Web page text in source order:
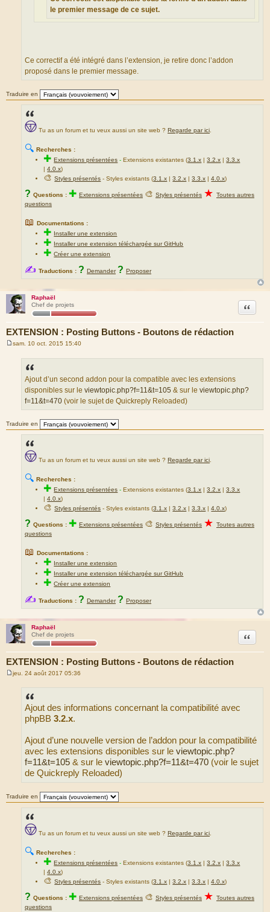
le premier message de ce sujet.
Ce correctif a été intégré dans l’extension, je retire donc l’addon
proposé dans le premier message.
Traduire en
Tu as un forum et tu veux aussi un site web ? Regarde par ici
🔍 Recherches :
✚Extensions présentées -Extensions existantes (3.1.x |3.2.x |3.3.x
|4.0.x)
🎨Styles présentés - Styles existants (3.1.x |3.2.x |3.3.x |4.0.x)
? Questions : ✚ Extensions présentées 🎨 Styles présentés ★ Toutes autres
questions
📖 Documentations :
✚ Installer une extension
✚ Installer une extension téléchargée sur GitHub
✚Créer une extension
✍ Traductions : ? Demander ? Proposer
Raphaël
Chef de projets
EXTENSION : Posting Buttons - Boutons de rédaction
Citation
sam. 10 oct. 2015 15:40
Ajout d’un second addon pour la compatible avec les extensions
disponibles sur le viewtopic.php?f=11&t=105 & sur le viewtopic.php?
f=11&t=470 (voir le sujet de Quickreply Reloaded)
Traduire en
Tu as un forum et tu veux aussi un site web ? Regarde par ici
🔍 Recherches :
✚Extensions présentées -Extensions existantes (3.1.x |3.2.x |3.3.x
|4.0.x)
🎨Styles présentés - Styles existants (3.1.x |3.2.x |3.3.x |4.0.x)
? Questions : ✚ Extensions présentées 🎨 Styles présentés ★ Toutes autres
questions
📖 Documentations :
✚ Installer une extension
✚ Installer une extension téléchargée sur GitHub
✚Créer une extension
✍ Traductions : ? Demander ? Proposer
Raphaël
Chef de projets
EXTENSION : Posting Buttons - Boutons de rédaction
Citation
M
jeu. 24 août 2017 05:36
Ajout des informations concernant la compatibilité avec
phpBB 3.2.x.
Ajout d’une nouvelle version de l’addon pour la compatibilité
avec les extensions disponibles sur le viewtopic.php?
f=11&t=105 & sur le viewtopic.php?f=11&t=470 (voir le sujet
de Quickreply Reloaded)
Traduire en
Tu as un forum et tu veux aussi un site web ? Regarde par ici
🔍 Recherches :
✚Extensions présentées -Extensions existantes (3.1.x |3.2.x |3.3.x
|4.0.x)
🎨Styles présentés - Styles existants (3.1.x |3.2.x |3.3.x |4.0.x)
? Questions : ✚ Extensions présentées 🎨 Styles présentés ★ Toutes autres
questions